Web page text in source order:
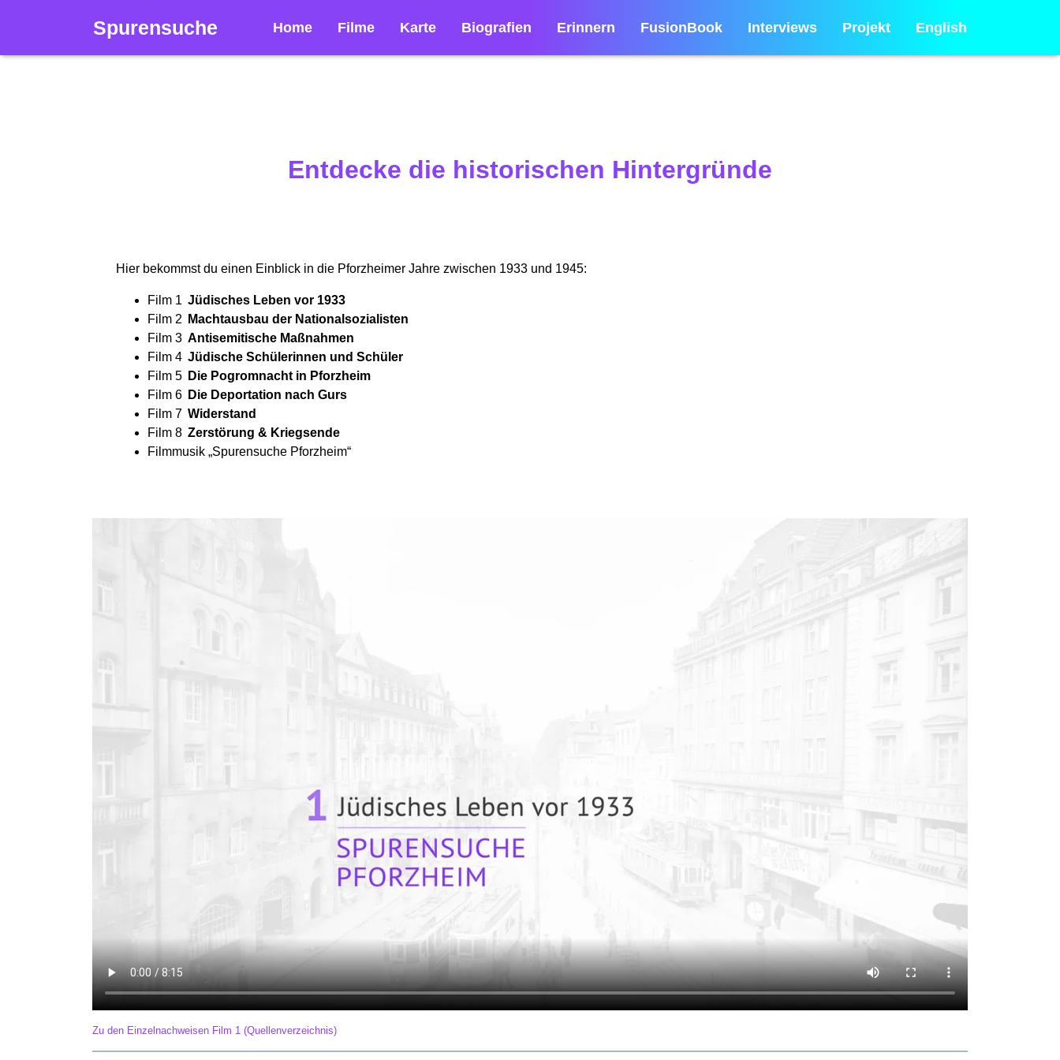
Spurensuche Home Filme Karte Biografien Erinnern FusionBook Interviews Projekt English
Entdecke die historischen Hintergründe
Hier bekommst du einen Einblick in die Pforzheimer Jahre zwischen 1933 und 1945:
Film 1 Jüdisches Leben vor 1933
Film 2
Machtausbau der Nationalsozialisten
Film 3 Antisemitische Maßnahmen
Film 4 Jüdische Schülerinnen und Schüler
Film 5 Die Pogromnacht in Pforzheim
Film 6 Die Deportation nach Gurs
Film 7 Widerstand
Film 8 Zerstörung & Kriegsende
Filmmusik „Spurensuche Pforzheim“
Zu den Einzelnachweisen Film 1 (Quellenverzeichnis)